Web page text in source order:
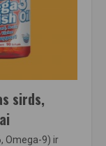
sirds,
Omega-9) ir